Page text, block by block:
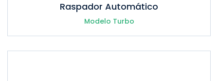
Raspador Automático
Modelo Turbo